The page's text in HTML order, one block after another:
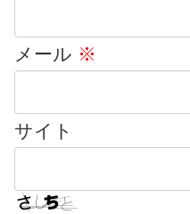
メール ※
サイト